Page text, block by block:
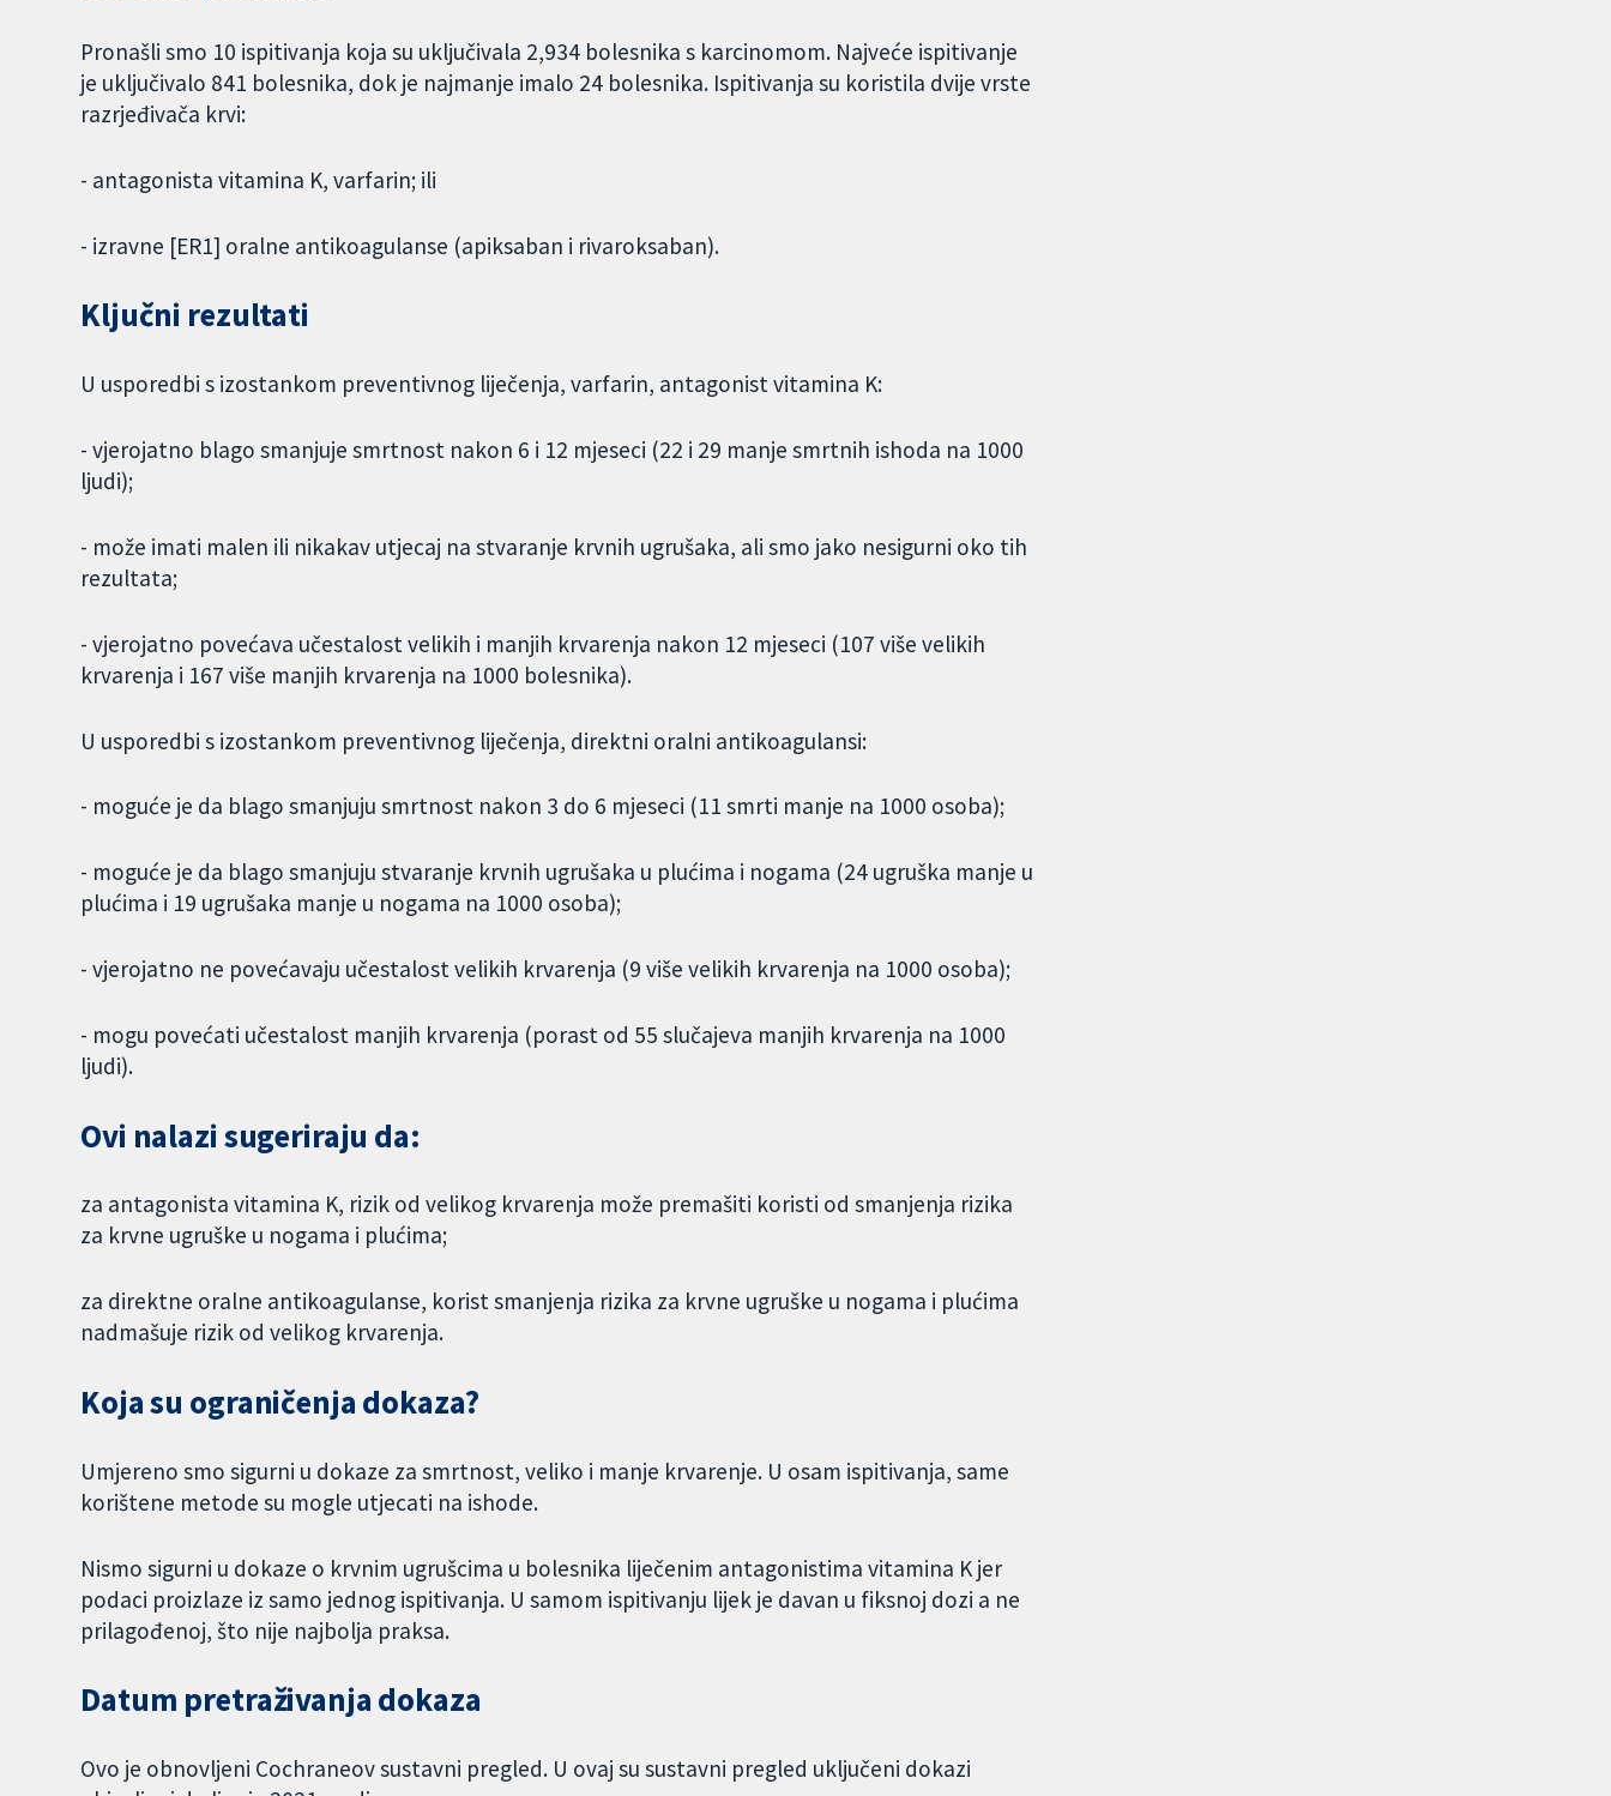
Pronašli smo 10 ispitivanja koja su uključivala 2,934 bolesnika s karcinomom. Najveće ispitivanje
je uključivalo 841 bolesnika, dok je najmanje imalo 24 bolesnika. Ispitivanja su koristila dvije vrste
razrjeđivača krvi:
- antagonista vitamina K, varfarin; ili
- izravne [ER1] oralne antikoagulanse (apiksaban i rivaroksaban).
Ključni rezultati
U usporedbi s izostankom preventivnog liječenja, varfarin, antagonist vitamina K:
- vjerojatno blago smanjuje smrtnost nakon 6 i 12 mjeseci (22 i 29 manje smrtnih ishoda na 1000
ljudi);
- može imati malen ili nikakav utjecaj na stvaranje krvnih ugrušaka, ali smo jako nesigurni oko tih
rezultata;
- vjerojatno povećava učestalost velikih i manjih krvarenja nakon 12 mjeseci (107 više velikih
krvarenja i 167 više manjih krvarenja na 1000 bolesnika).
U usporedbi s izostankom preventivnog liječenja, direktni oralni antikoagulansi:
- moguće je da blago smanjuju smrtnost nakon 3 do 6 mjeseci (11 smrti manje na 1000 osoba);
- moguće je da blago smanjuju stvaranje krvnih ugrušaka u plućima i nogama (24 ugruška manje u
plućima i 19 ugrušaka manje u nogama na 1000 osoba);
- vjerojatno ne povećavaju učestalost velikih krvarenja (9 više velikih krvarenja na 1000 osoba);
- mogu povećati učestalost manjih krvarenja (porast od 55 slučajeva manjih krvarenja na 1000
ljudi).
Ovi nalazi sugeriraju da:
za antagonista vitamina K, rizik od velikog krvarenja može premašiti koristi od smanjenja rizika
za krvne ugruške u nogama i plućima;
za direktne oralne antikoagulanse, korist smanjenja rizika za krvne ugruške u nogama i plućima
nadmašuje rizik od velikog krvarenja.
Koja su ograničenja dokaza?
Umjereno smo sigurni u dokaze za smrtnost, veliko i manje krvarenje. U osam ispitivanja, same
korištene metode su mogle utjecati na ishode.
Nismo sigurni u dokaze o krvnim ugrušcima u bolesnika liječenim antagonistima vitamina K jer
podaci proizlaze iz samo jednog ispitivanja. U samom ispitivanju lijek je davan u fiksnoj dozi a ne
prilagođenoj, što nije najbolja praksa.
Datum pretraživanja dokaza
Ovo je obnovljeni Cochraneov sustavni pregled. U ovaj su sustavni pregled uključeni dokazi